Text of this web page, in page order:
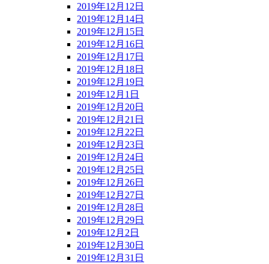
2019年12月12日
2019年12月14日
2019年12月15日
2019年12月16日
2019年12月17日
2019年12月18日
2019年12月19日
2019年12月1日
2019年12月20日
2019年12月21日
2019年12月22日
2019年12月23日
2019年12月24日
2019年12月25日
2019年12月26日
2019年12月27日
2019年12月28日
2019年12月29日
2019年12月2日
2019年12月30日
2019年12月31日